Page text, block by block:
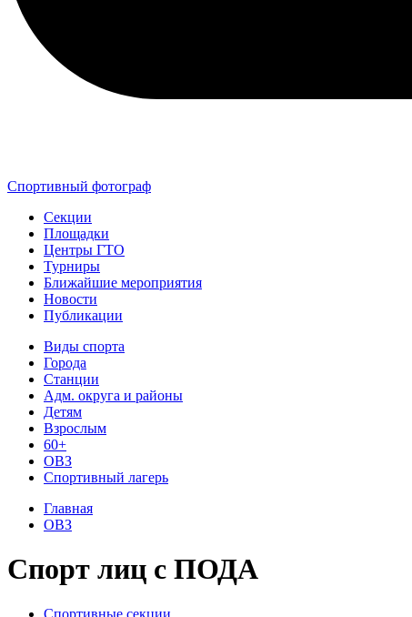
Спортивный фотограф
Секции
Площадки
Центры ГТО
Турниры
Ближайшие мероприятия
Новости
Публикации
Виды спорта
Города
Станции
Адм. округа и районы
Детям
Взрослым
60+
ОВЗ
Спортивный лагерь
Главная
ОВЗ
Спорт лиц с ПОДА
Спортивные секции